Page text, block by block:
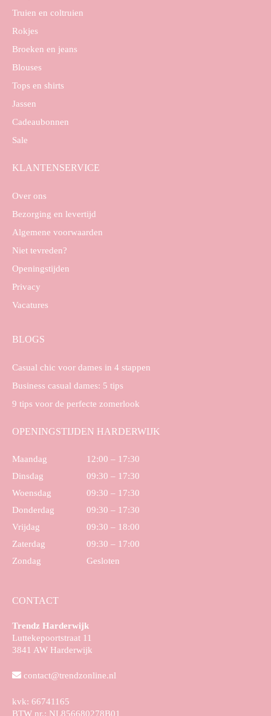
Truien en coltruien
Rokjes
Broeken en jeans
Blouses
Tops en shirts
Jassen
Cadeaubonnen
Sale
KLANTENSERVICE
Over ons
Bezorging en levertijd
Algemene voorwaarden
Niet tevreden?
Openingstijden
Privacy
Vacatures
BLOGS
Casual chic voor dames in 4 stappen
Business casual dames: 5 tips
9 tips voor de perfecte zomerlook
OPENINGSTIJDEN HARDERWIJK
Maandag
12:00 – 17:30
Dinsdag
09:30 – 17:30
Woensdag
09:30 – 17:30
Donderdag
09:30 – 17:30
Vrijdag
09:30 – 18:00
Zaterdag
09:30 – 17:00
Zondag
Gesloten
CONTACT
Trendz Harderwijk
Luttekepoortstraat 11
3841 AW Harderwijk
contact@trendzonline.nl
kvk: 66741165
BTW nr.: NL856680278B01